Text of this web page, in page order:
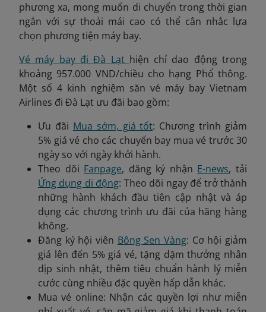
phương xa, mong muốn di chuyển trong thời gian
ngắn với sự thoải mái cao có thể cân nhắc lựa
chọn phương tiện máy bay.
Vé máy bay đi Đà Lạt hiện chỉ dao động trong
khoảng 957.000 VND/chiều cho hạng Phổ thông.
Một số 4 kinh nghiệm săn vé máy bay Vietnam
Airlines đi Đà Lạt ưu đãi bao gồm:
Ưu đãi Mua sớm, giá tốt: Chương trình giảm
5% giá vé cho các chuyến bay mua vé trước 30
ngày so với ngày khởi hành.
Theo dõi Fanpage, đăng ký nhận E-news, tải
Ứng dụng di động: Theo dõi ngay để trở thành
những hành khách đầu tiên cập nhật và áp
dụng các chương trình ưu đãi của hãng hàng
không.
Đăng ký hội viên Bông Sen Vàng: Cơ hội giảm
giá lên đến 5% giá vé, tặng dặm thưởng nhân
dịp sinh nhật, thêm tiêu chuẩn hành lý miễn
cước cùng nhiều đặc quyền hấp dẫn khác.
Mua vé online: Nhận các quyền lợi như miễn